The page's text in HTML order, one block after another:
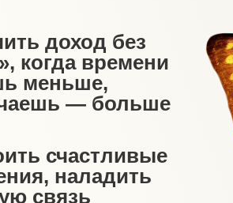
доход без
когда времени
меньше,
— больше
счастливые
наладить
связь